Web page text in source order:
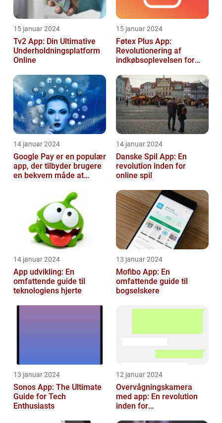
15 januar 2024
Tv2 App: Din Ultimative
Underholdningsplatform
Online
15 januar 2024
Føtex Plus App:
Revolutionering af
indkøbsoplevelsen for
14 januar 2024
Google Pay er en populær
app, der tilbyder brugere
en bekvem måde at
14 januar 2024
Danske Spil App: En
revolution inden for
online spil
14 januar 2024
App udvikling: En
omfattende guide til
teknologiens hjerte
13 januar 2024
Mofibo App: En
omfattende guide til
bogselskere
13 januar 2024
Sonos App: The Ultimate
Guide for Tech
Enthusiasts
12 januar 2024
Overvågningskamera
med app: En revolution
inden for